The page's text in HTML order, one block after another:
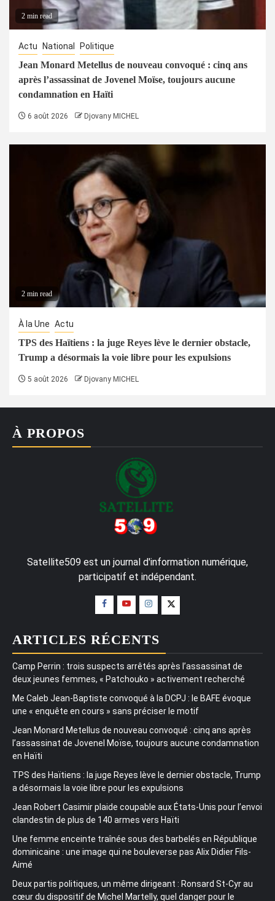
2 min read
Actu National Politique
Jean Monard Metellus de nouveau convoqué : cinq ans
après l’assassinat de Jovenel Moïse, toujours aucune
condamnation en Haïti
6 août 2026 Djovany MICHEL
2 min read
À la Une Actu
TPS des Haïtiens : la juge Reyes lève le dernier obstacle,
Trump a désormais la voie libre pour les expulsions
5 août 2026 Djovany MICHEL
À PROPOS
Satellite509 est un journal d'information numérique,
participatif et indépendant.
ARTICLES RÉCENTS
Camp Perrin : trois suspects arrêtés après l’assassinat de
deux jeunes femmes, « Patchouko » activement recherché
Me Caleb Jean-Baptiste convoqué à la DCPJ : le BAFE évoque
une « enquête en cours » sans préciser le motif
Jean Monard Metellus de nouveau convoqué : cinq ans après
l’assassinat de Jovenel Moïse, toujours aucune condamnation
en Haïti
TPS des Haïtiens : la juge Reyes lève le dernier obstacle, Trump
a désormais la voie libre pour les expulsions
Jean Robert Casimir plaide coupable aux États-Unis pour l’envoi
clandestin de plus de 140 armes vers Haïti
Une femme enceinte traînée sous des barbelés en République
dominicaine : une image qui ne bouleverse pas Alix Didier Fils-
Aimé
Deux partis politiques, un même dirigeant : Ronsard St-Cyr au
cœur du dispositif de Michel Martelly, quel danger pour le